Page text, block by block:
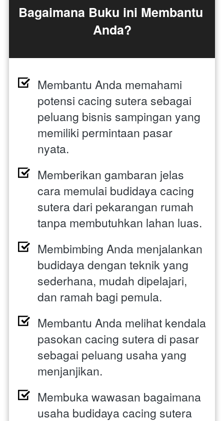
Bagaimana Buku ini Membantu
Anda?
Membantu Anda memahami
potensi cacing sutera sebagai
peluang bisnis sampingan yang
memiliki permintaan pasar
nyata.
Memberikan gambaran jelas
cara memulai budidaya cacing
sutera dari pekarangan rumah
tanpa membutuhkan lahan luas.
Membimbing Anda menjalankan
budidaya dengan teknik yang
sederhana, mudah dipelajari,
dan ramah bagi pemula.
Membantu Anda melihat kendala
pasokan cacing sutera di pasar
sebagai peluang usaha yang
menjanjikan.
Membuka wawasan bagaimana
usaha budidaya cacing sutera